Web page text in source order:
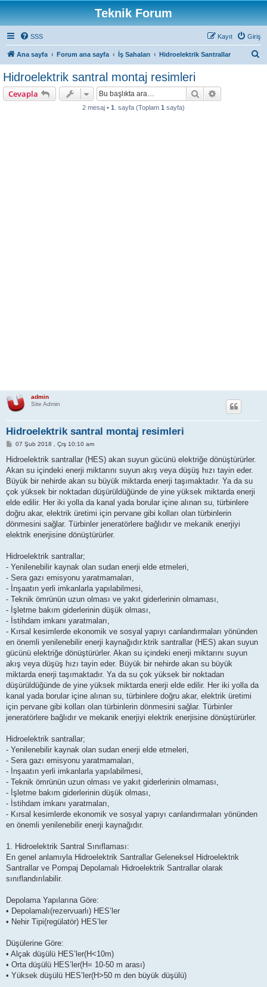
Teknik Forum
SSS Giriş
Kayıt
Ana sayfa Forum ana sayfa İş Sahaları Hidroelektrik Santrallar
Hidroelektrik santral montaj resimleri
Cevapla Ara
2 mesaj • 1 . sayfa (Toplam 1 sayfa)
admin
Site Admin
Hidroelektrik santral montaj resimleri
M
s
j
07 Şub 2018 , Çrş 10:10 am
Hidroelektrik santrallar (HES) akan suyun gücünü elektriğe dönüştürürler.
Akan su içindeki enerji miktarını suyun akış veya düşüş hızı tayin eder.
Büyük bir nehirde akan su büyük miktarda enerji taşımaktadır. Ya da su
çok yüksek bir noktadan düşürüldüğünde de yine yüksek miktarda enerji
elde edilir. Her iki yolla da kanal yada borular içine alınan su, türbinlere
doğru akar, elektrik üretimi için pervane gibi kolları olan türbinlerin
dönmesini sağlar. Türbinler jeneratörlere bağlıdır ve mekanik enerjiyi
elektrik enerjisine dönüştürürler.
Hidroelektrik santrallar;
- Yenilenebilir kaynak olan sudan enerji elde etmeleri,
- Sera gazı emisyonu yaratmamaları,
- İnşaatın yerli imkanlarla yapılabilmesi,
- Teknik ömrünün uzun olması ve yakıt giderlerinin olmaması,
- İşletme bakım giderlerinin düşük olması,
- İstihdam imkanı yaratmaları,
- Kırsal kesimlerde ekonomik ve sosyal yapıyı canlandırmaları yönünden
en önemli yenilenebilir enerji kaynağıdır.ktrik santrallar (HES) akan suyun
gücünü elektriğe dönüştürürler. Akan su içindeki enerji miktarını suyun
akış veya düşüş hızı tayin eder. Büyük bir nehirde akan su büyük
miktarda enerji taşımaktadır. Ya da su çok yüksek bir noktadan
düşürüldüğünde de yine yüksek miktarda enerji elde edilir. Her iki yolla da
kanal yada borular içine alınan su, türbinlere doğru akar, elektrik üretimi
için pervane gibi kolları olan türbinlerin dönmesini sağlar. Türbinler
jeneratörlere bağlıdır ve mekanik enerjiyi elektrik enerjisine dönüştürürler.
Hidroelektrik santrallar;
- Yenilenebilir kaynak olan sudan enerji elde etmeleri,
- Sera gazı emisyonu yaratmamaları,
- İnşaatın yerli imkanlarla yapılabilmesi,
- Teknik ömrünün uzun olması ve yakıt giderlerinin olmaması,
- İşletme bakım giderlerinin düşük olması,
- İstihdam imkanı yaratmaları,
- Kırsal kesimlerde ekonomik ve sosyal yapıyı canlandırmaları yönünden
en önemli yenilenebilir enerji kaynağıdır.
1. Hidroelektrik Santral Sınıflaması:
En genel anlamıyla Hidroelektrik Santrallar Geleneksel Hidroelektrik
Santrallar ve Pompaj Depolamalı Hidroelektrik Santrallar olarak
sınıflandırılabilir.
Depolama Yapılarına Göre:
• Depolamalı(rezervuarlı) HES’ler
• Nehir Tipi(regülatör) HES’ler
Düşülerine Göre:
• Alçak düşülü HES’ler(H<10m)
• Orta düşülü HES’ler(H= 10-50 m arası)
• Yüksek düşülü HES’ler(H>50 m den büyük düşülü)